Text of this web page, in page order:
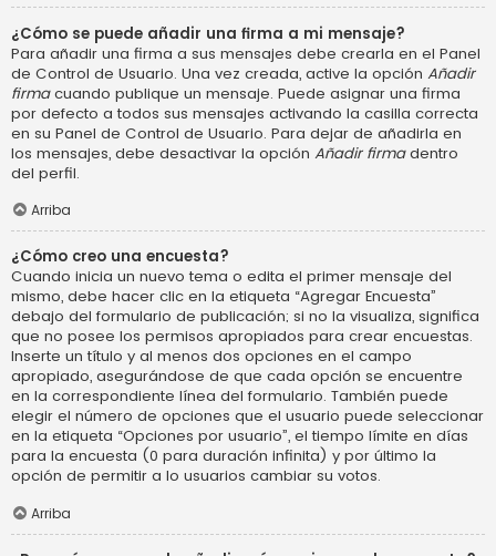
¿Cómo se puede añadir una firma a mi mensaje?
Para añadir una firma a sus mensajes debe crearla en el Panel
de Control de Usuario. Una vez creada, active la opción Añadir
firmacuando publique un mensaje. Puede asignar una firma
por defecto a todos sus mensajes activando la casilla correcta
en su Panel de Control de Usuario. Para dejar de añadirla en
los mensajes, debe desactivar la opción Añadir firmadentro
del perfil.
Arriba
¿Cómo creo una encuesta?
Cuando inicia un nuevo tema o edita el primer mensaje del
mismo, debe hacer clic en la etiqueta “Agregar Encuesta”
debajo del formulario de publicación; si no la visualiza, significa
que no posee los permisos apropiados para crear encuestas.
Inserte un título y al menos dos opciones en el campo
apropiado, asegurándose de que cada opción se encuentre
en la correspondiente línea del formulario. También puede
elegir el número de opciones que el usuario puede seleccionar
en la etiqueta “Opciones por usuario”, el tiempo límite en días
para la encuesta (0 para duración infinita) y por último la
opción de permitir a lo usuarios cambiar su votos.
Arriba